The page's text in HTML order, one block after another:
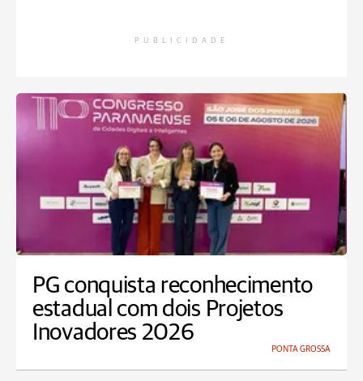
PUBLICIDADE
PG conquista reconhecimento
estadual com dois Projetos
Inovadores 2026
PONTA GROSSA